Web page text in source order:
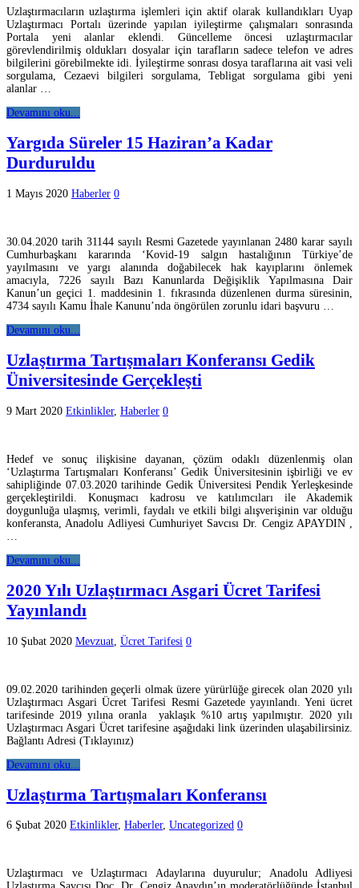
Uzlaştırmacıların uzlaştırma işlemleri için aktif olarak kullandıkları Uyap
Uzlaştırmacı Portalı üzerinde yapılan iyileştirme çalışmaları sonrasında
Portala yeni alanlar eklendi. Güncelleme öncesi uzlaştırmacılar
görevlendirilmiş oldukları dosyalar için tarafların sadece telefon ve adres
bilgilerini görebilmekte idi. İyileştirme sonrası dosya taraflarına ait vasi veli
sorgulama, Cezaevi bilgileri sorgulama, Tebligat sorgulama gibi yeni
alanlar …
Devamını oku...
Yargıda Süreler 15 Haziran’a Kadar
Durduruldu
1 Mayıs 2020 Haberler 0
30.04.2020 tarih 31144 sayılı Resmi Gazetede yayınlanan 2480 karar sayılı
Cumhurbaşkanı kararında ‘Kovid-19 salgın hastalığının Türkiye’de
yayılmasını ve yargı alanında doğabilecek hak kayıplarını önlemek
amacıyla, 7226 sayılı Bazı Kanunlarda Değişiklik Yapılmasına Dair
Kanun’un geçici 1. maddesinin 1. fıkrasında düzenlenen durma süresinin,
4734 sayılı Kamu İhale Kanunu’nda öngörülen zorunlu idari başvuru …
Devamını oku...
Uzlaştırma Tartışmaları Konferansı Gedik
Üniversitesinde Gerçekleşti
9 Mart 2020 Etkinlikler, Haberler 0
Hedef ve sonuç ilişkisine dayanan, çözüm odaklı düzenlenmiş olan
‘Uzlaştırma Tartışmaları Konferansı’ Gedik Üniversitesinin işbirliği ve ev
sahipliğinde 07.03.2020 tarihinde Gedik Üniversitesi Pendik Yerleşkesinde
gerçekleştirildi. Konuşmacı kadrosu ve katılımcıları ile Akademik
doygunluğa ulaşmış, verimli, faydalı ve etkili bilgi alışverişinin var olduğu
konferansta, Anadolu Adliyesi Cumhuriyet Savcısı Dr. Cengiz APAYDIN ,
Devamını oku...
2020 Yılı Uzlaştırmacı Asgari Ücret Tarifesi
Yayınlandı
10 Şubat 2020 Mevzuat Ücret Tarifesi 0
09.02.2020 tarihinden geçerli olmak üzere yürürlüğe girecek olan 2020 yılı
Uzlaştırmacı Asgari Ücret Tarifesi Resmi Gazetede yayınlandı. Yeni ücret
tarifesinde 2019 yılına oranla yaklaşık %10 artış yapılmıştır. 2020 yılı
Uzlaştırmacı Asgari Ücret tarifesine aşağıdaki link üzerinden ulaşabilirsiniz.
Bağlantı Adresi (Tıklayınız)
Devamını oku...
Uzlaştırma Tartışmaları Konferansı
6 Şubat 2020 Etkinlikler, Haberler, Uncategorized 0
Uzlaştırmacı ve Uzlaştırmacı Adaylarına duyurulur; Anadolu Adliyesi